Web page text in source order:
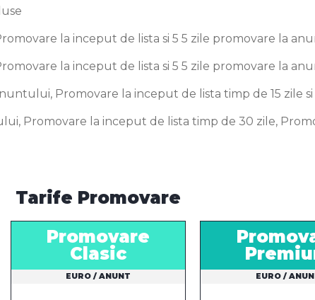
la inceput de lista si 5 5 zile promovare la
la inceput de lista si 5 5 zile promovare la
Promovare la inceput de lista timp de 15 zile
Promovare la inceput de lista timp de 30 zile,
Tarife Promovare
Promovare
Clasic
EURO / ANUNT EURO /